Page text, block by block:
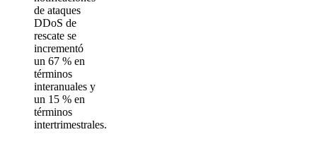
de ataques
DDoS de
rescate se
incrementó
un 67 % en
términos
interanuales y
un 15 % en
términos
intertrimestrales.